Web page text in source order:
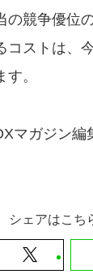
の競争優位
コストは、
。
マガジン
シェアはこち